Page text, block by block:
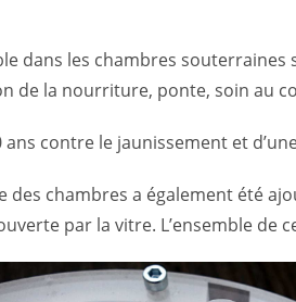
dans les chambres
de la nourriture, ponte, soin au
contre le jaunissement et
chambres a également été
par la vitre. L’ensemble